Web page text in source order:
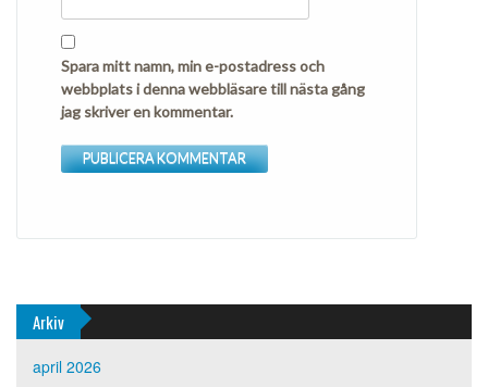
Spara mitt namn, min e-postadress och
webbplats i denna webbläsare till nästa gång
jag skriver en kommentar.
Arkiv
april 2026